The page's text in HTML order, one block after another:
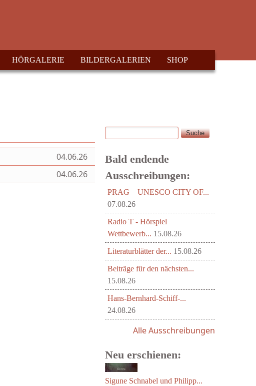
HÖRGALERIE BILDERGALERIEN SHOP
04.06.26
04.06.26
Suchformular
Suche
Bald endende
Ausschreibungen:
PRAG – UNESCO CITY OF...
07.08.26
Radio T - Hörspiel
Wettbewerb... 15.08.26
Literaturblätter der... 15.08.26
Beiträge für den nächsten...
15.08.26
Hans-Bernhard-Schiff-...
24.08.26
Alle Ausschreibungen
Neu erschienen: